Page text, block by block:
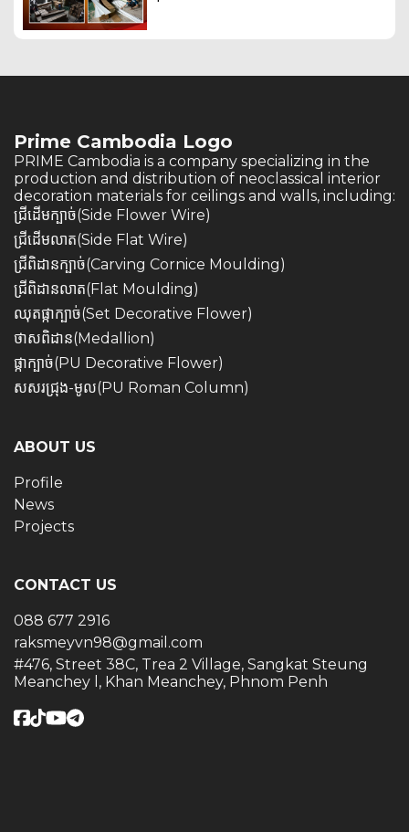
Prime Cambodia Logo
PRIME Cambodia is a company specializing in the
production and distribution of neoclassical interior
decoration materials for ceilings and walls, including:
ជ្រីដើមក្បាច់(Side Flower Wire)
ជ្រីដើមលាត(Side Flat Wire)
ជ្រីពិដានក្បាច់(Carving Cornice Moulding)
ជ្រីពិដានលាត(Flat Moulding)
ឈុតផ្កាក្បាច់(Set Decorative Flower)
ថាសពិដាន(Medallion)
ផ្កាក្បាច់(PU Decorative Flower)
សសរជ្រុង-មូល(PU Roman Column)
ABOUT US
Profile
News
Projects
CONTACT US
088 677 2916
raksmeyvn98@gmail.com
#476, Street 38C, Trea 2 Village, Sangkat Steung
Meanchey l, Khan Meanchey, Phnom Penh